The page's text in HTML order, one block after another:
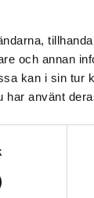
och annan
kan i sin tur
har använt
via en
utanför